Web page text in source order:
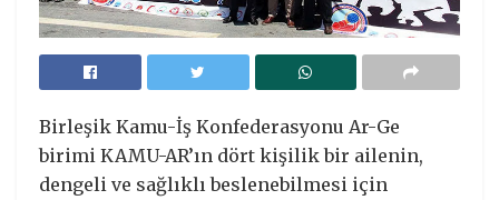
Birleşik Kamu-İş Konfederasyonu Ar-Ge
birimi KAMU-AR’ın dört kişilik bir ailenin,
dengeli ve sağlıklı beslenebilmesi için